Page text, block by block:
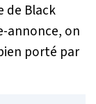
de Black
annonce, on
porté par